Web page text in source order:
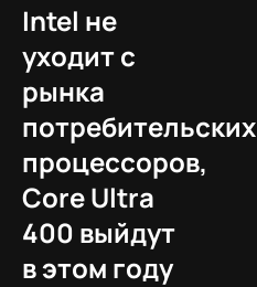
Intel не
уходит с
рынка
потребительских
процессоров,
Core Ultra
400 выйдут
в этом году